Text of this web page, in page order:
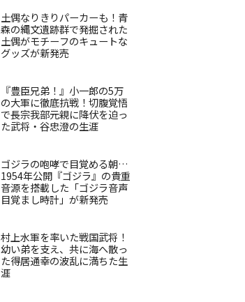
土偶なりきりパーカーも！青
森の縄文遺跡群で発掘された
土偶がモチーフのキュートな
グッズが新発売
『豊臣兄弟！』小一郎の5万
の大軍に徹底抗戦！切腹覚悟
で長宗我部元親に降伏を迫っ
た武将・谷忠澄の生涯
ゴジラの咆哮で目覚める朝…
1954年公開『ゴジラ』の貴重
音源を搭載した「ゴジラ音声
目覚まし時計」が新発売
村上水軍を率いた戦国武将！
幼い弟を支え、共に海へ散っ
た得居通幸の波乱に満ちた生
涯